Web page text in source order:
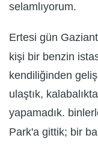
selamlıyorum.
Ertesi gün
kişi bir benzin
kendiliğinden
ulaştık,
yapamadık.
Park'a gittik; bir